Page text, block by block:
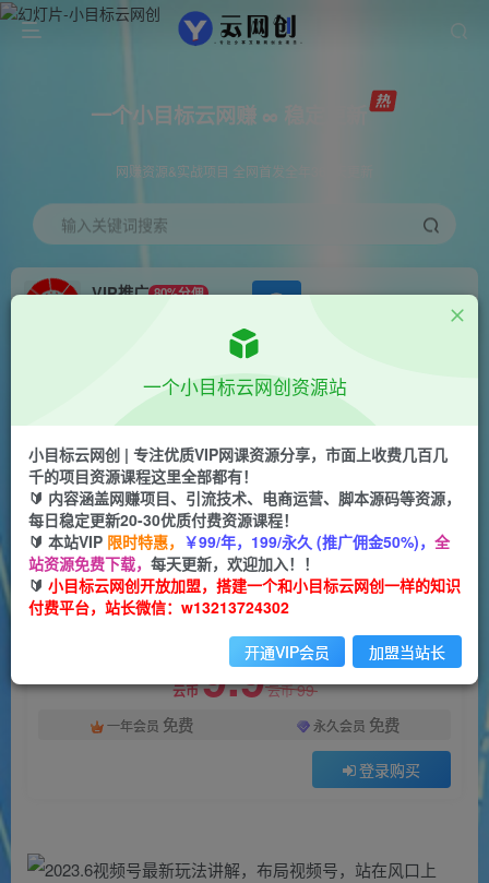
一个小目标云网赚 ∞ 稳定更新
网赚资源&实战项目 全网首发全年365天更新
输入关键词搜索
VIP推广 80%分佣
会员免费 正文
2023.6视频号最新玩法讲解，布局视频号，站在风
口上
一个小目标云网创
2年前发布
关注 私信
897 42
2023.6视频号最新玩法讲解，布局视频号，站在风口上
此内容为付费阅读，请付费后查看
云币9.9云币99
一年会员 免费 永久会员 免费
登录购买
付费阅读
一个小目标云网创资源站
小目标云网创 | 专注优质VIP网课资源分享，市面上收费几百几
千的项目资源课程这里全部都有！
🔰 内容涵盖网赚项目、引流技术、电商运营、脚本源码等资源，
每日稳定更新20-30优质付费资源课程！
🔰 本站VIP 限时特惠， ￥99/年，199/永久 (推广佣金50%)， 全
站资源免费下载， 每天更新，欢迎加入！！
🔰 小目标云网创开放加盟，搭建一个和小目标云网创一样的知识
付费平台，站长微信：w13213724302
开通VIP会员 加盟当站长